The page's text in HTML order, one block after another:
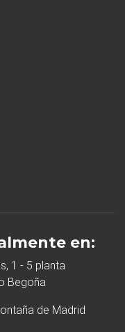
en:
1 - 5 planta
Begoña
de Madrid